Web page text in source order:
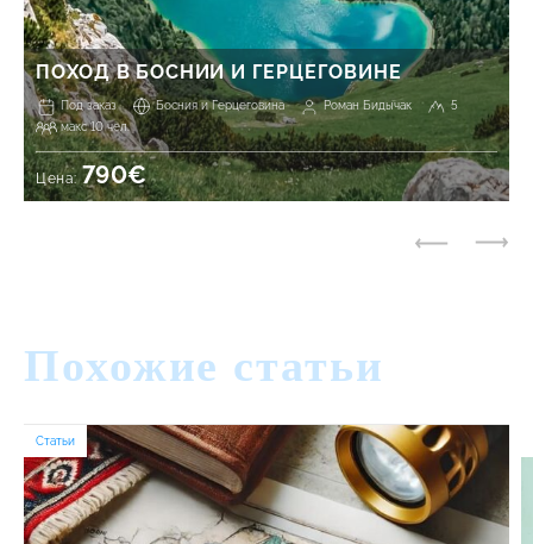
ПОХОД В БОСНИИ И ГЕРЦЕГОВИНЕ
Под заказ Босния и Герцеговина Роман Бидычак
5
макс 10 чел.
Цена:790€
Похожие статьи
Статьи